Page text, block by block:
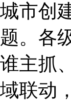
城市创
题。各
谁主抓
域联动